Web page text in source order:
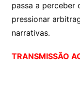
passa a perceber
pressionar
narrativas.
TRANSMISSÃO